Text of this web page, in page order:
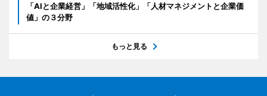
「AIと企業経営」「地域活性化」「人材マネジメントと企業価
値」の３分野
もっと見る